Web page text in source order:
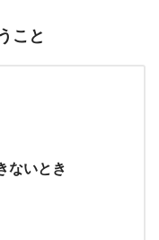
こと
ないとき